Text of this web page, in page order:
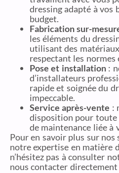
dressing adapté à vos
budget.
Fabrication sur-
les éléments du
utilisant des
respectant les
Pose et installation:
d’installateurs
rapide et soignée du
impeccable.
Service après-vente :
disposition pour toute
de maintenance liée à
Pour en savoir plus sur
notre expertise en matière
n’hésitez pas à consulter
nous contacter directement